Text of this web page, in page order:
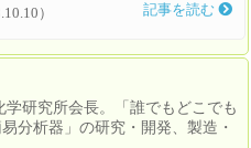
） 記事を読む
学研究所会長。「誰でもどこでも
分析器」の研究・開発、製造・